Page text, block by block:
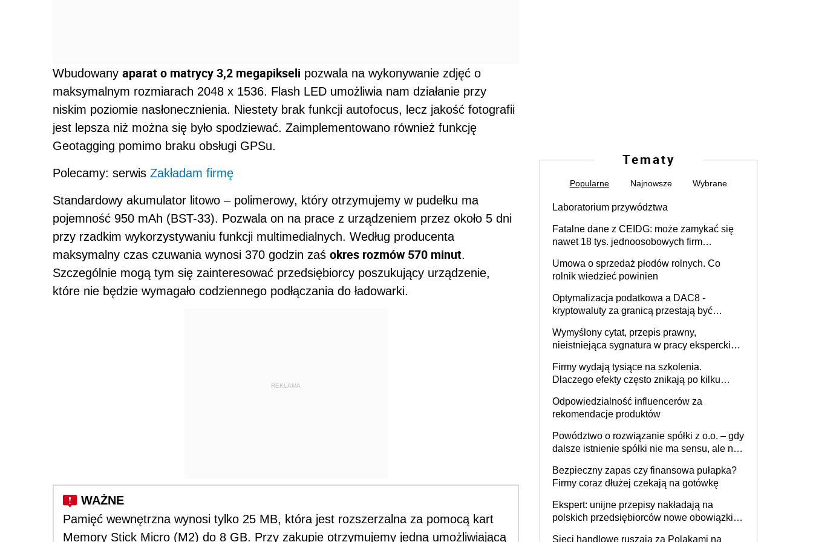
Wbudowany aparat o matrycy 3,2 megapikseli pozwala na wykonywanie zdjęć o
maksymalnym rozmiarach 2048 x 1536. Flash LED umożliwia nam działanie przy
niskim poziomie nasłonecznienia. Niestety brak funkcji autofocus, lecz jakość fotografii
jest lepsza niż można się było spodziewać. Zaimplementowano również funkcję
Geotagging pomimo braku obsługi GPSu.
Polecamy: serwis Zakładam firmę
Standardowy akumulator litowo – polimerowy, który otrzymujemy w pudełku ma
pojemność 950 mAh (BST-33). Pozwala on na prace z urządzeniem przez około 5 dni
przy rzadkim wykorzystywaniu funkcji multimedialnych. Według producenta
maksymalny czas czuwania wynosi 370 godzin zaś okres rozmów 570 minut.
Szczególnie mogą tym się zainteresować przedsiębiorcy poszukujący urządzenie,
które nie będzie wymagało codziennego podłączania do ładowarki.
REKLAMA
Pamięć wewnętrzna wynosi tylko 25 MB, która jest rozszerzalna za pomocą kart
Memory Stick Micro (M2) do 8 GB. Przy zakupie otrzymujemy jedną umożliwiającą
Tematy
Popularne Najnowsze Wybrane
Laboratorium przywództwa
Fatalne dane z CEIDG: może zamykać się
nawet 18 tys. jednoosobowych firm
Umowa o sprzedaż płodów rolnych. Co
rolnik wiedzieć powinien
Optymalizacja podatkowa a DAC8 -
kryptowaluty za granicą przestają być
Wymyślony cytat, przepis prawny,
nieistniejąca sygnatura w pracy eksperckiej -
firmie
Firmy wydają tysiące na szkolenia.
Dlaczego efekty często znikają po kilku
Odpowiedzialność influencerów za
rekomendacje produktów
Powództwo o rozwiązanie spółki z o.o. – gdy
dalsze istnienie spółki nie ma sensu, ale nie
Bezpieczny zapas czy finansowa pułapka?
Firmy coraz dłużej czekają na gotówkę
Ekspert: unijne przepisy nakładają na
polskich przedsiębiorców nowe obowiązki w
Sieci handlowe ruszają za Polakami na